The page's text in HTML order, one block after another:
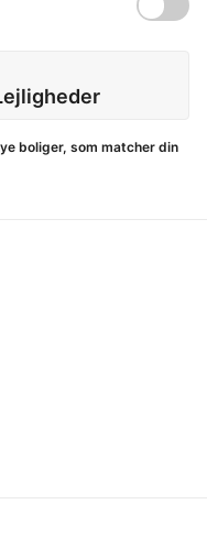
boliger, som matcher din